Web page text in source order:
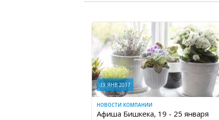
19 ЯНВ 2017
НОВОСТИ КОМПАНИИ
Афиша Бишкека, 19 - 25 января